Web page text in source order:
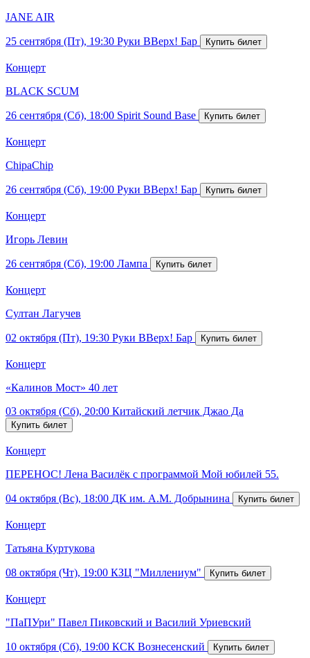
JANE AIR
25 сентября (Пт), 19:30 Руки ВВерх! Бар
Концерт
BLACK SCUM
26 сентября (Сб), 18:00 Spirit Sound Base
Концерт
ChipaChip
26 сентября (Сб), 19:00 Руки ВВерх! Бар
Концерт
Игорь Левин
26 сентября (Сб), 19:00 Лампа
Концерт
Султан Лагучев
02 октября (Пт), 19:30 Руки ВВерх! Бар
Концерт
«Калинов Мост» 40 лет
03 октября (Сб), 20:00 Китайский летчик Джао Да
Концерт
ПЕРЕНОС! Лена Василёк с программой Мой юбилей 55.
04 октября (Вс), 18:00 ДК им. А.М. Добрынина
Концерт
Татьяна Куртукова
08 октября (Чт), 19:00 КЗЦ "Миллениум"
Концерт
"ПаПУри" Павел Пиковский и Василий Уриевский
10 октября (Сб), 19:00 КСК Вознесенский